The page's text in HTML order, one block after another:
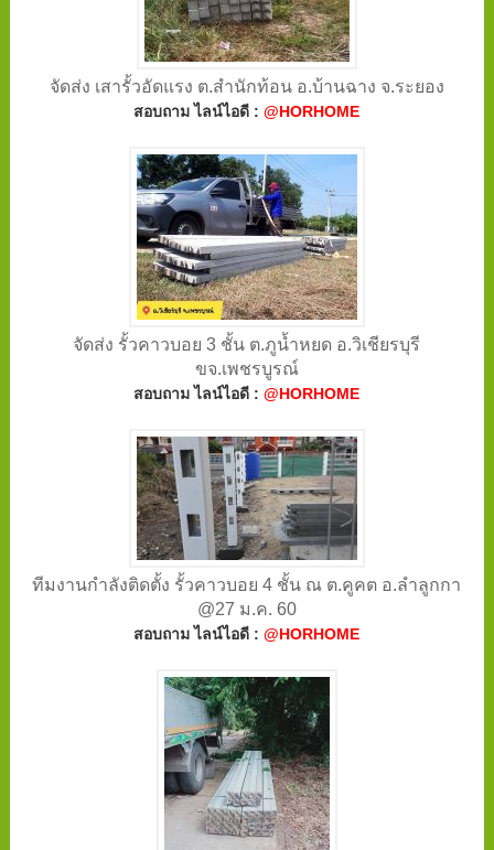
จัดส่ง เสารั้วอัดแรง ต.สำนักท้อน อ.บ้านฉาง จ.ระยอง
สอบถาม ไลน์ไอดี :@HORHOME
จัดส่ง รั้วคาวบอย 3 ชั้น ต.ภูน้ำหยด อ.วิเชียรบุรี
ขจ.เพชรบูรณ์
สอบถาม ไลน์ไอดี :@HORHOME
ทีมงานกำลังติดตั้ง รั้วคาวบอย 4 ชั้น ณ ต.คูคต อ.ลำลูกกา
@27 ม.ค. 60
สอบถาม ไลน์ไอดี :@HORHOME